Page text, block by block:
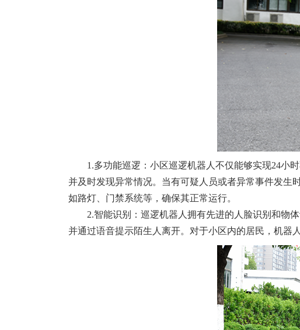
1.多功能巡逻：小区巡逻机器人不仅能够实现24小
并及时发现异常情况。当有可疑人员或者异常事件发生
如路灯、门禁系统等，确保其正常运行。
2.智能识别：巡逻机器人拥有先进的人脸识别和物
并通过语音提示陌生人离开。对于小区内的居民，机器